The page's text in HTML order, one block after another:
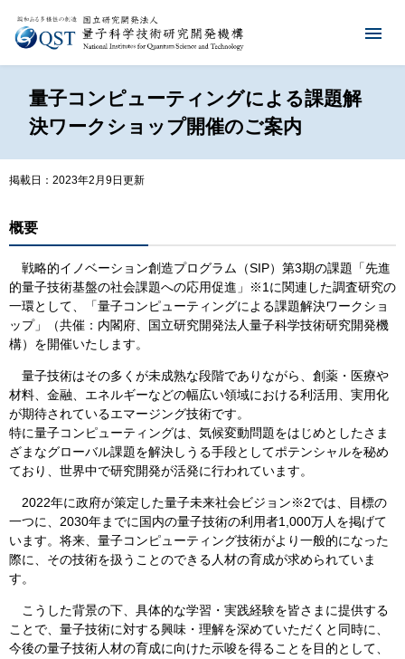
量子コンピューティングによる課題解
決ワークショップ開催のご案内
掲載日：2023年2月9日更新
概要​
戦略的イノベーション創造プログラム（SIP）第3期の課題「先進
的量子技術基盤の社会課題への応用促進」※1に関連した調査研究の
一環として、「量子コンピューティングによる課題解決ワークショ
ップ」（共催：内閣府、国立研究開発法人量子科学技術研究開発機
構）を開催いたします。
量子技術はその多くが未成熟な段階でありながら、創薬・医療や
材料、金融、エネルギーなどの幅広い領域における利活用、実用化
が期待されているエマージング技術です。
特に量子コンピューティングは、気候変動問題をはじめとしたさま
ざまなグローバル課題を解決しうる手段としてポテンシャルを秘め
ており、世界中で研究開発が活発に行われています。
2022年に政府が策定した量子未来社会ビジョン※2では、目標の
一つに、2030年までに国内の量子技術の利用者1,000万人を掲げて
います。将来、量子コンピューティング技術がより一般的になった
際に、その技術を扱うことのできる人材の育成が求められていま
す。
こうした背景の下、具体的な学習・実践経験を皆さまに提供する
ことで、量子技術に対する興味・理解を深めていただくと同時に、
今後の量子技術人材の育成に向けた示唆を得ることを目的として、